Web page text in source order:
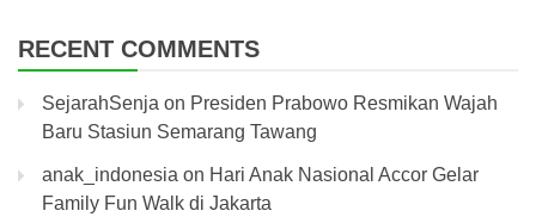
RECENT COMMENTS
SejarahSenja on Presiden Prabowo Resmikan Wajah
Baru Stasiun Semarang Tawang
anak_indonesia on Hari Anak Nasional Accor Gelar
Family Fun Walk di Jakarta